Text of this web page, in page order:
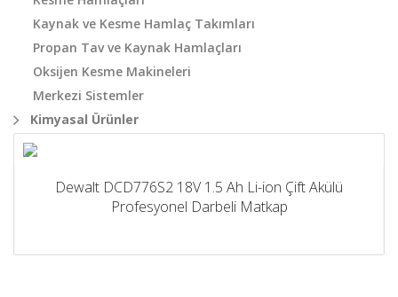
Kaynak ve Kesme Hamlaç Takımları
Propan Tav ve Kaynak Hamlaçları
Oksijen Kesme Makineleri
Merkezi Sistemler
Kimyasal Ürünler
Dewalt DCD776S2 18V 1.5 Ah Li-ion Çift Akülü
Profesyonel Darbeli Matkap